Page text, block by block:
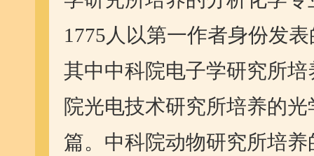
1775人以第一作者身份发
其中中科院电子学研究所
院光电技术研究所培养的
篇。中科院动物研究所培